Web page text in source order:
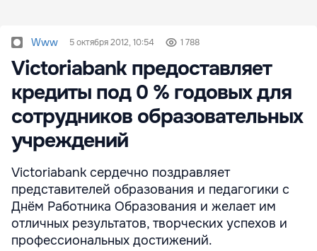
Www 5 октября 2012, 10:54 1 788
Victoriabank предоставляет
кредиты под 0 % годовых для
сотрудников образовательных
учреждений
Victoriabank сердечно поздравляет
представителей образования и педагогики с
Днём Работника Образования и желает им
отличных результатов, творческих успехов и
профессиональных достижений.